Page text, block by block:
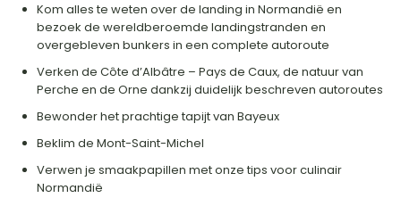
Kom alles te weten over de landing in Normandië en
bezoek de wereldberoemde landingstranden en
overgebleven bunkers in een complete autoroute
Verken de Côte d’Albâtre – Pays de Caux, de natuur van
Perche en de Orne dankzij duidelijk beschreven autoroutes
Bewonder het prachtige tapijt van Bayeux
Beklim de Mont-Saint-Michel
Verwen je smaakpapillen met onze tips voor culinair
Normandië